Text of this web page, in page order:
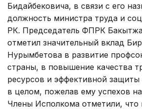
Бидайбековича, в связи с его
должность министра труда и
РК. Председатель ФПРК
отметил значительный вклад
Нурымбетова в развитие
страны, в повышение качества
ресурсов и эффективной защиты
в целом, пожелав ему успехов
Члены Исполкома отметили, что